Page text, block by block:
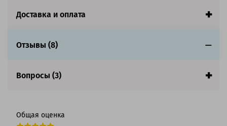
заполнении страницы
Доставка и оплата
Отзывы (8)
Вопросы (3)
Общая оценка